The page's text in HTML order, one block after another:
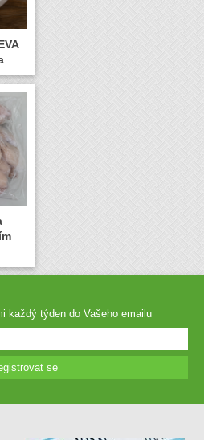
každý týden do Vašeho emailu
se